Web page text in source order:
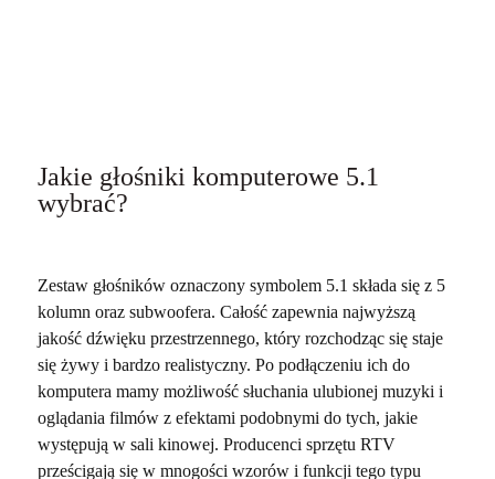
Jakie głośniki komputerowe 5.1
wybrać?
Zestaw głośników oznaczony symbolem 5.1 składa się z 5
kolumn oraz subwoofera. Całość zapewnia najwyższą
jakość dźwięku przestrzennego, który rozchodząc się staje
się żywy i bardzo realistyczny. Po podłączeniu ich do
komputera mamy możliwość słuchania ulubionej muzyki i
oglądania filmów z efektami podobnymi do tych, jakie
występują w sali kinowej. Producenci sprzętu RTV
prześcigają się w mnogości wzorów i funkcji tego typu